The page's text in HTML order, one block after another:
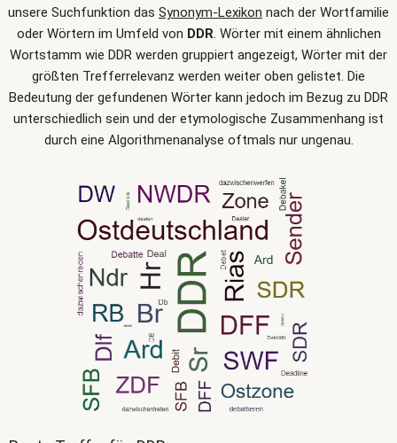
unsere Suchfunktion das Synonym-Lexikon nach der Wortfamilie
oder Wörtern im Umfeld von DDR. Wörter mit einem ähnlichen
Wortstamm wie DDR werden gruppiert angezeigt, Wörter mit der
größten Trefferrelevanz werden weiter oben gelistet. Die
Bedeutung der gefundenen Wörter kann jedoch im Bezug zu DDR
unterschiedlich sein und der etymologische Zusammenhang ist
durch eine Algorithmenanalyse oftmals nur ungenau.